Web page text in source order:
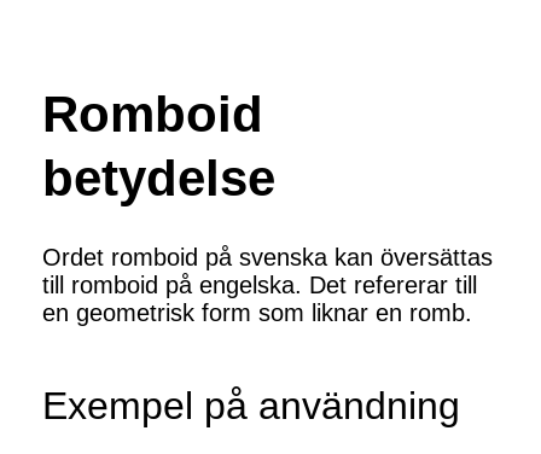
Romboid
betydelse
Ordet romboid på svenska kan översättas
till romboid på engelska. Det refererar till
en geometrisk form som liknar en romb.
Exempel på användning